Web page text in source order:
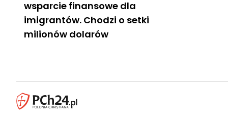
wsparcie finansowe dla
imigrantów. Chodzi o setki
milionów dolarów